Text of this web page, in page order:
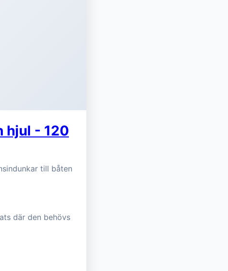
hjul - 120
till båten
där den behövs